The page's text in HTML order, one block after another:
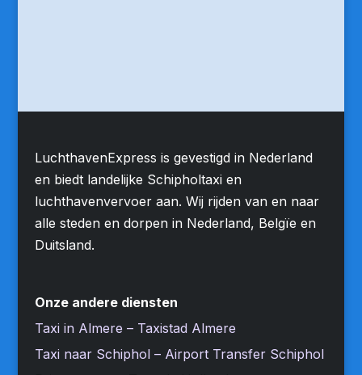
LuchthavenExpress is gevestigd in Nederland
en biedt landelijke Schipholtaxi en
luchthavenvervoer aan. Wij rijden van en naar
alle steden en dorpen in Nederland, Belgïe en
Duitsland.
Onze andere diensten
Taxi in Almere – Taxistad Almere
Taxi naar Schiphol – Airport Transfer Schiphol